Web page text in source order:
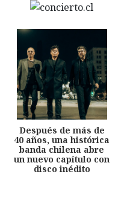
Después de más de
40 años, una histórica
banda chilena abre
un nuevo capítulo con
disco inédito